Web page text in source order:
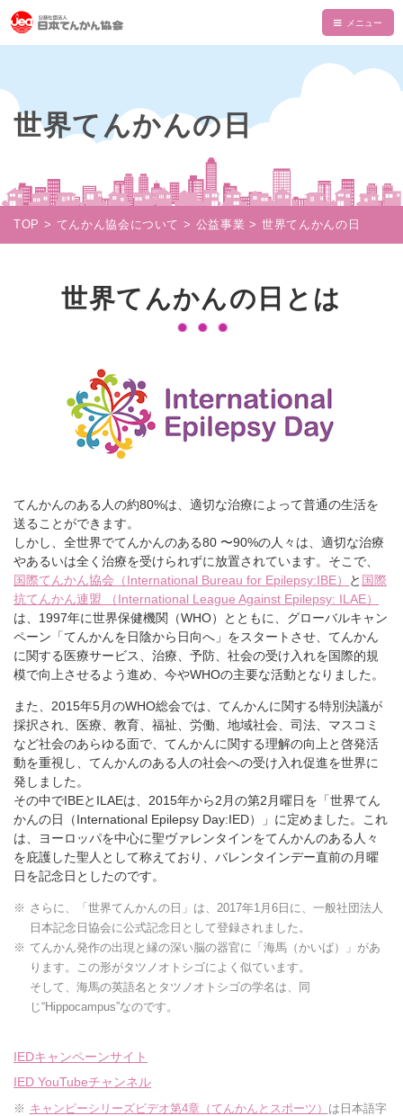
てんかんについて
てんかんとは
発作の介助と観察
てんかんと自動車運転
てんかん協会について
てんかん協会とは
支部一覧
組織・財政
支援のお願い
情報誌・書籍・DVD
てんかん関連書籍
注文フォーム
マイページ
NAMI KIDS
支援のお願い
物品などでの支援
時間や労力の提供
団体・企業への協賛による支援
会員ログイン
世界てんかんの日
TOP てんかん協会について 公益事業 世界てんかんの日
世界てんかんの日とは
てんかんのある人の約80%は、適切な治療によって普通の生活を
送ることができます。
しかし、全世界でてんかんのある80 〜90%の人々は、適切な治療
やあるいは全く治療を受けられずに放置されています。そこで、
国際てんかん協会（International Bureau for Epilepsy:IBE）
と 国際
抗てんかん連盟 （International League Against Epilepsy: ILAE）
は、1997年に世界保健機関（WHO）とともに、グローバルキャン
ペーン「てんかんを日陰から日向へ」をスタートさせ、てんかん
に関する医療サービス、治療、予防、社会の受け入れを国際的規
模で向上させるよう進め、今やWHOの主要な活動となりました。
また、2015年5月のWHO総会では、てんかんに関する特別決議が
採択され、医療、教育、福祉、労働、地域社会、司法、マスコミ
など社会のあらゆる面で、てんかんに関する理解の向上と啓発活
動を重視し、てんかんのある人の社会への受け入れ促進を世界に
発しました。
その中でIBEとILAEは、2015年から2月の第2月曜日を「世界てん
かんの日（International Epilepsy Day:IED）」に定めました。これ
は、ヨーロッパを中心に聖ヴァレンタインをてんかんのある人々
を庇護した聖人として称えており、バレンタインデー直前の月曜
日を記念日としたのです。
さらに、「世界てんかんの日」は、2017年1月6日に、一般社団法人
日本記念日協会に公式記念日として登録されました。
てんかん発作の出現と縁の深い脳の器官に「海馬（かいば）」があ
ります。この形がタツノオトシゴによく似ています。
そして、海馬の英語名とタツノオトシゴの学名は、同
じ“Hippocampus”なのです。
IEDキャンペーンサイト
IED YouTubeチャンネル
キャンピーシリーズビデオ第4章（てんかんとスポーツ） は日本語字